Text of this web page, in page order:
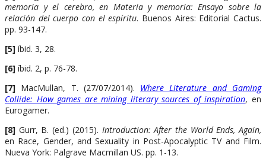
memoria y el cerebro, en Materia y memoria: Ensayo sobre la
relación del cuerpo con el espíritu. Buenos Aires: Editorial Cactus.
pp. 93-147.
[5] íbid. 3, 28.
[6] íbid. 2, p. 76-78.
[7] MacMullan, T. (27/07/2014). Where Literature and Gaming
Collide: How games are mining literary sources of inspiration, en
Eurogamer.
[8] Gurr, B. (ed.) (2015). Introduction: After the World Ends, Again,
en Race, Gender, and Sexuality in Post-Apocalyptic TV and Film.
Nueva York: Palgrave Macmillan US. pp. 1-13.